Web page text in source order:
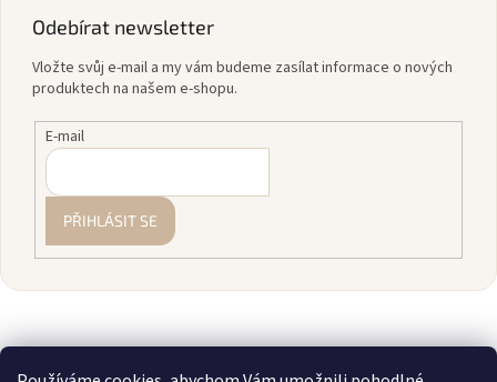
Odebírat newsletter
Vložte svůj e-mail a my vám budeme zasílat informace o nových
produktech na našem e-shopu.
E-mail
PŘIHLÁSIT SE